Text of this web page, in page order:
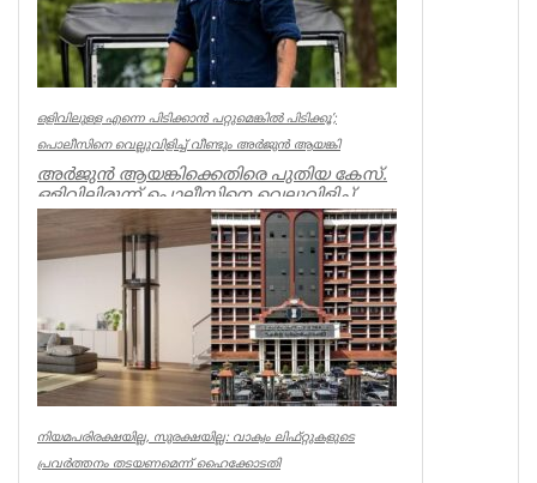
ഒളിവിലുള്ള എന്നെ പിടിക്കാൻ പറ്റുമെങ്കിൽ പിടിക്കൂ’;
പൊലീസിനെ വെല്ലുവിളിച്ച് വീണ്ടും അർജുൻ ആയങ്കി
അർജുൻ ആയങ്കിക്കെതിരെ പുതിയ കേസ്.
ഒളിവിലിരുന്ന് പൊലീസിനെ വെല്ലുവിളിച്ച്
ഭീഷണിപ്പെടുത്തിയതിനാണ് കേസ്....
Kerala
നിയമപരിരക്ഷയില്ല, സുരക്ഷയില്ല: വാക്വം ലിഫ്റ്റുകളുടെ
പ്രവര്‍ത്തനം തടയണമെന്ന് ഹൈക്കോടതി